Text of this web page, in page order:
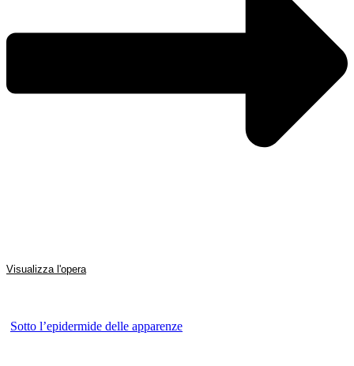
Visualizza l'opera
Sotto l’epidermide delle apparenze